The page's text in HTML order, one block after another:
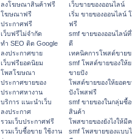
ลงโฆษณาสินค้าฟรี
โฆษณาฟรี
ประกาศฟรี
เว็บฟรีไม่จำกัด
ทำ SEO ติด Google
ลงประกาศขาย
เว็บฟรียอดนิยม
โพสโฆษณา
ประกาศขายของ
ประกาศหางาน
บริการ แนะนำเว็บ
ลงประกาศ
รวมเว็บประกาศฟรี
รวมเว็บซื้อขาย ใช้งาน
เว็บขายของออนไลน์
เริ่ม ขายของออนไลน์
ฟรี
smf ขายของออนไลน์
ดี
เทคนิคการโพสต์ขายข
smf โพสต์ขายของให้
ขายปัง
โพสต์ขายของให้ยอดข
ปังโพสฟรี
smf ขายของในกลุ่มซื้
สินค้า
โพสขายของยังไงให้มี
smf โพสขายของแบบ